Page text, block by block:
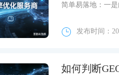
简单易落地：一
发布时间：
如何判断